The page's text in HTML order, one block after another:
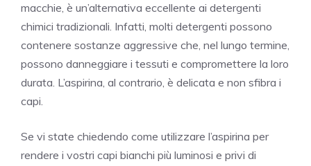
macchie, è un’alternativa eccellente ai detergenti
chimici tradizionali. Infatti, molti detergenti possono
contenere sostanze aggressive che, nel lungo termine,
possono danneggiare i tessuti e compromettere la loro
durata. L’aspirina, al contrario, è delicata e non sfibra i
capi.
Se vi state chiedendo come utilizzare l’aspirina per
rendere i vostri capi bianchi più luminosi e privi di